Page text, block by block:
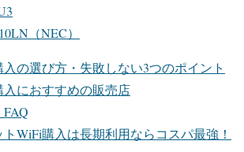
（NEC）
の選び方・失敗しない3つのポイント
におすすめの販売店
WiFi購入は長期利用ならコスパ最強！